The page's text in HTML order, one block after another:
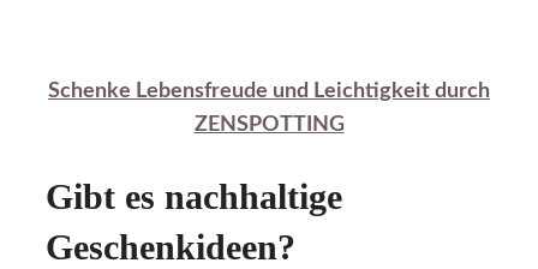
Schenke Lebensfreude und Leichtigkeit durch
ZENSPOTTING
Gibt es nachhaltige
Geschenkideen?